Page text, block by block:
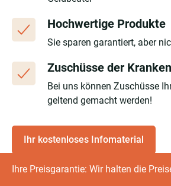
Ihre Preisgarantie: Wir halten die
Hochwertige Produkte
Sie sparen garantiert, aber
Zuschüsse der
Bei uns können Zuschüsse
geltend gemacht werden!
Ihr kostenloses Infomaterial